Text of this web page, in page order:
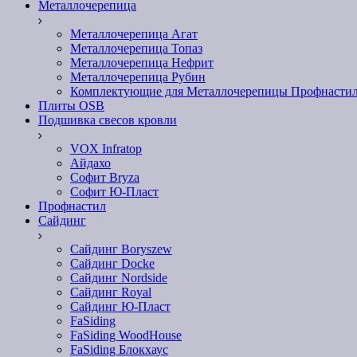
Металлочерепица
Металлочерепица Агат
Металлочерепица Топаз
Металлочерепица Нефрит
Металлочерепица Рубин
Комплектующие для Металлочерепицы
Плиты OSB
Подшивка свесов кровли
VOX Infratop
Айдахо
Софит Bryza
Софит Ю-Пласт
Профнастил
Сайдинг
Сайдинг Boryszew
Сайдинг Docke
Сайдинг Nordside
Сайдинг Royal
Сайдинг Ю-Пласт
FaSiding
FaSiding WoodHouse
FaSiding Блокхаус